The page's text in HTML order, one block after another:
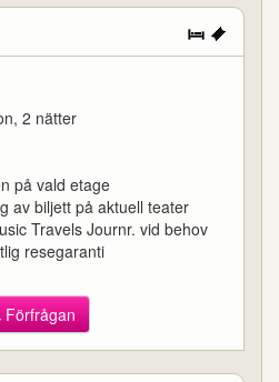
2 nätter
på vald etage
av biljett på aktuell teater
Travels Journr. vid behov
resegaranti
Förfrågan